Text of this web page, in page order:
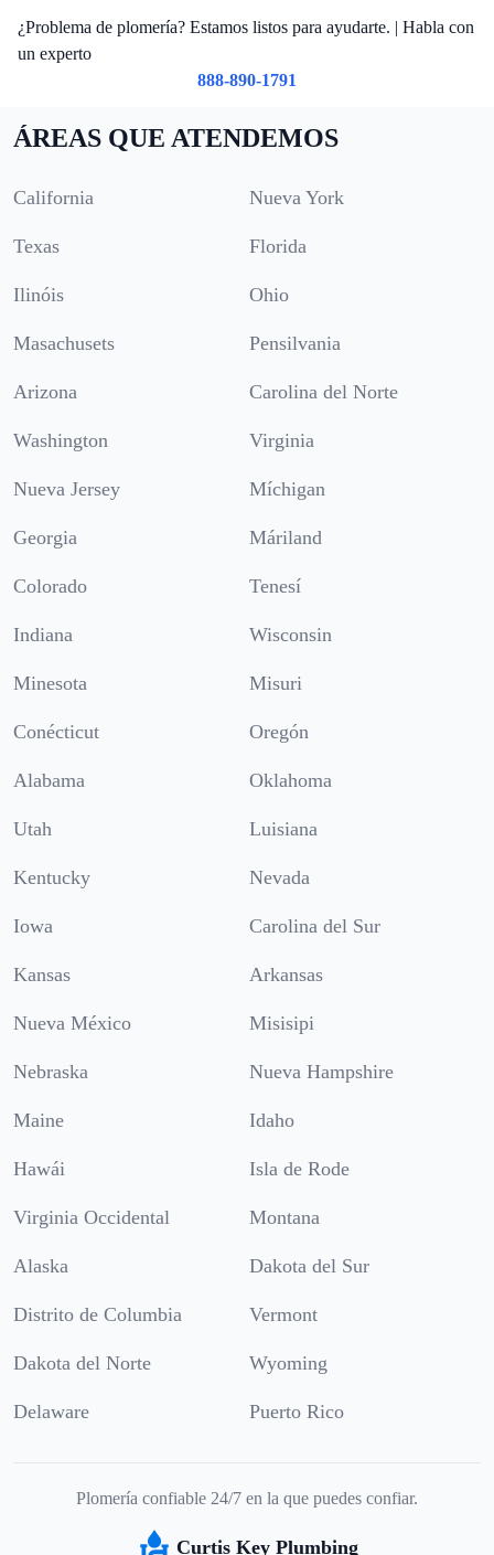
¿Problema de plomería? Estamos listos para ayudarte. | Habla con
un experto
888-890-1791
ÁREAS QUE ATENDEMOS
California Nueva York
Texas Florida
Ilinóis Ohio
Masachusets Pensilvania
Arizona Carolina del Norte
Washington Virginia
Nueva Jersey Míchigan
Georgia Máriland
Colorado Tenesí
Indiana Wisconsin
Minesota Misuri
Conécticut Oregón
Alabama Oklahoma
Utah Luisiana
Kentucky Nevada
Iowa Carolina del Sur
Kansas Arkansas
Nueva México Misisipi
Nebraska Nueva Hampshire
Maine Idaho
Hawái Isla de Rode
Virginia Occidental Montana
Alaska Dakota del Sur
Distrito de Columbia Vermont
Dakota del Norte Wyoming
Delaware Puerto Rico
Plomería confiable 24/7 en la que puedes confiar.
Curtis Key Plumbing